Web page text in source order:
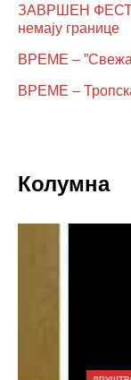
ЗАВРШЕН
немају границе
ВРЕМЕ –
ВРЕМЕ –
Колумна